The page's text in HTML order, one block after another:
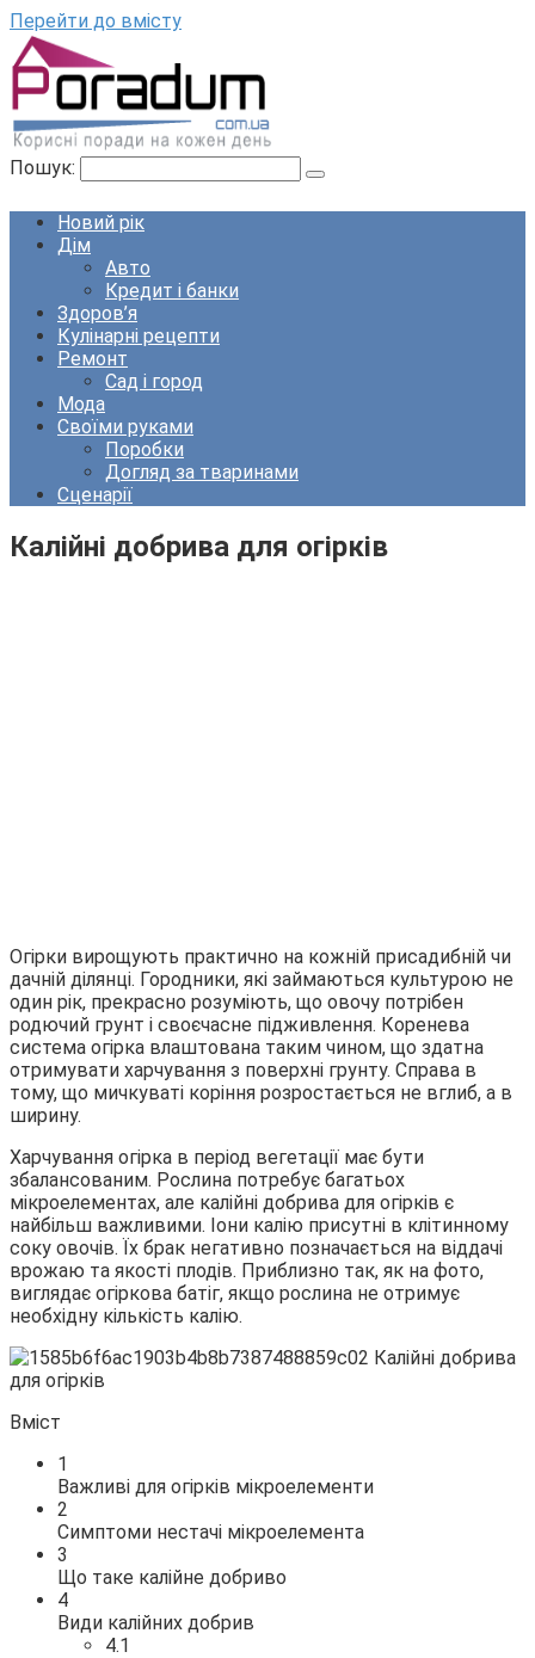
Перейти до вмісту
Пошук:
Новий рік
Дім
Авто
Кредит і банки
Здоров’я
Кулінарні рецепти
Ремонт
Сад і город
Мода
Своїми руками
Поробки
Догляд за тваринами
Сценарії
Калійні добрива для огірків
Огірки вирощують практично на кожній присадибній чи
дачній ділянці. Городники, які займаються культурою не
один рік, прекрасно розуміють, що овочу потрібен
родючий грунт і своєчасне підживлення. Коренева
система огірка влаштована таким чином, що здатна
отримувати харчування з поверхні грунту. Справа в
тому, що мичкуваті коріння розростається не вглиб, а в
ширину.
Харчування огірка в період вегетації має бути
збалансованим. Рослина потребує багатьох
мікроелементах, але калійні добрива для огірків є
найбільш важливими. Іони калію присутні в клітинному
соку овочів. Їх брак негативно позначається на віддачі
врожаю та якості плодів. Приблизно так, як на фото,
виглядає огіркова батіг, якщо рослина не отримує
необхідну кількість калію.
Вміст
1
Важливі для огірків мікроелементи
2
Симптоми нестачі мікроелемента
3
Що таке калійне добриво
4
Види калійних добрив
4.1